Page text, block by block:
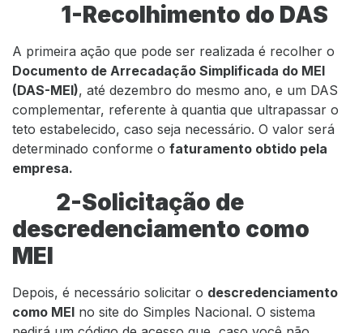
1-Recolhimento do DAS
A primeira ação que pode ser realizada é recolher o
Documento de Arrecadação Simplificada do MEI
(DAS-MEI), até dezembro do mesmo ano, e um DAS
complementar, referente à quantia que ultrapassar o
teto estabelecido, caso seja necessário. O valor será
determinado conforme o faturamento obtido pela
empresa.
2-Solicitação de
descredenciamento como
MEI
Depois, é necessário solicitar o descredenciamento
como MEI no site do Simples Nacional. O sistema